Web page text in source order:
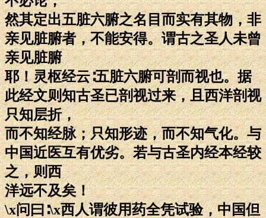
然其定出五脏六腑之名目而实有其物，非
亲见脏腑者，不能安得。谓古之圣人未曾
亲见脏腑
耶！灵枢经云∶五脏六腑可剖而视也。据
此经文则知古圣已剖视过来，且西洋剖视
只知层折，
而不知经脉；只知形迹，而不知气化。与
中国近医互有优劣。若与古圣内经本经较
之，则西
洋远不及矣！
\x问曰∶\x西人谓彼用药全凭试验，中国但